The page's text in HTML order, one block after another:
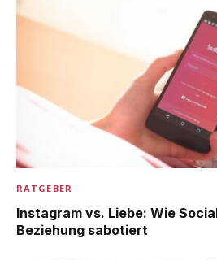
RATGEBER
Instagram vs. Liebe: Wie
Beziehung sabotiert